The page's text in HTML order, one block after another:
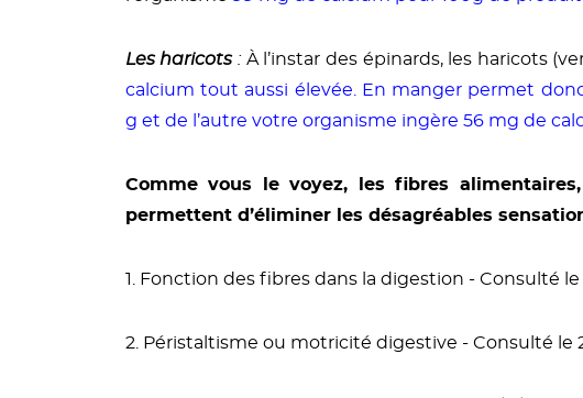
Les haricots : À l’instar des épinards, les haricots
calcium tout aussi élevée. En manger permet
g et de l’autre votre organisme ingère 56 mg de
Comme vous le voyez, les fibres
permettent d’éliminer les désagréables
1. Fonction des fibres dans la digestion - Consulté le
2. Péristaltisme ou motricité digestive - Consulté le